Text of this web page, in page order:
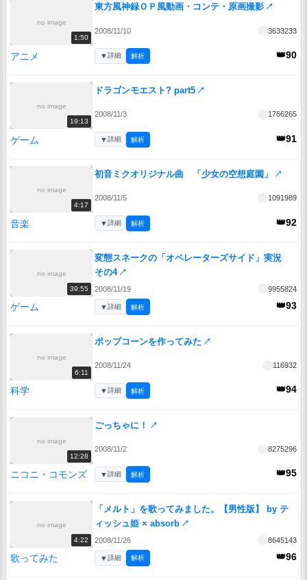
no image
1:50
東方風神録ＯＰ風動画・コンテ・原画撮影 ↗
2008/11/10 3633233
アニメ 👑90
▼詳細 解析
no image
19:13
ドラゴンモエスト? part5 ↗
2008/11/3 1766265
ゲーム 👑91
▼詳細 解析
no image
4:17
初音ミクオリジナル曲 「少女の空想庭園」 ↗
2008/11/5 1091989
音楽 👑92
▼詳細 解析
no image
39:55
変態スネークの「オペレーターズサイド」実況
その4 ↗
2008/11/19 9955824
ゲーム 👑93
▼詳細 解析
no image
6:11
ポップコーンを作ってみた ↗
2008/11/24 116932
科学 👑94
▼詳細 解析
no image
12:28
ごっちゃに！ ↗
2008/11/2 8275296
ニコニ・コモンズ 👑95
▼詳細 解析
no image
4:22
「メルト」を歌ってみました。【男性版】 by テ
ィッシュ姫 × absorb ↗
2008/11/26 8645143
歌ってみた 👑96
▼詳細 解析